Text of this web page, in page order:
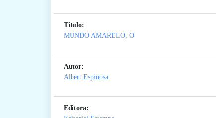
Titulo:
MUNDO AMARELO, O
Autor:
Albert Espinosa
Editora: